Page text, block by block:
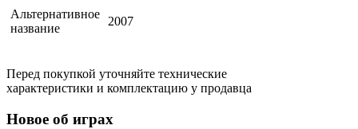
Альтернативное
название
2007
Перед покупкой уточняйте технические
характеристики и комплектацию у продавца
Новое об играх